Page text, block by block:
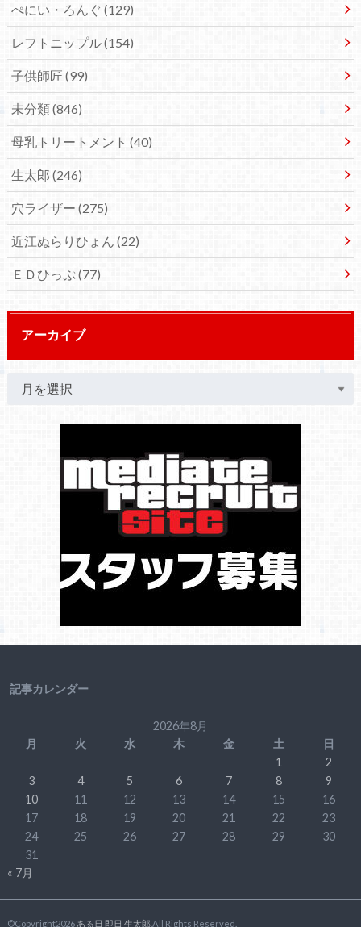
ぺにい・ろんぐ (129)
レフトニップル(154)
子供師匠 (99)
未分類(846)
母乳トリートメント (40)
生太郎 (246)
穴ライザー (275)
近江ぬらりひょん (22)
ＥＤひっぷ(77)
アーカイブ
記事カレンダー
2026年8月
月
火 水 木 金 土
日
1
2
3
4 5 6 7 8
9
10
11 12 13 14 15
16
17
18 19 20 21 22
23
24
25 26 27 28 29
30
31
« 7月
©Copyright2026 ある日 即日 生太郎.All Rights Reserved.